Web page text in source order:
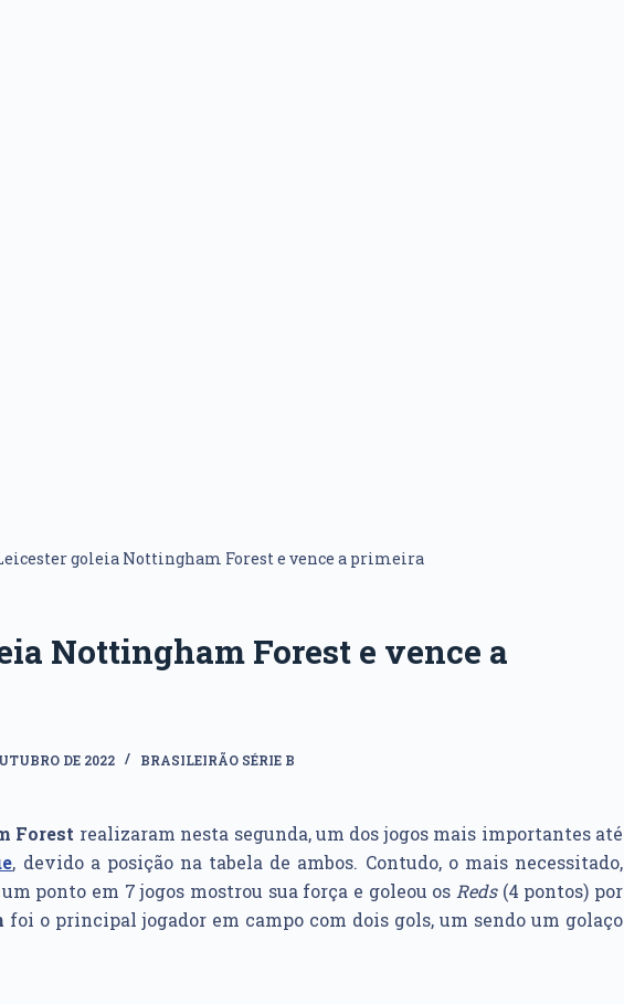
goleia Nottingham Forest e vence a primeira
Nottingham Forest e vence a
DE 2022 BRASILEIRÃO SÉRIE B
Forest realizaram nesta segunda, um dos jogos mais importantes até
, devido a posição na tabela de ambos. Contudo, o mais necessitado,
ponto em 7 jogos mostrou sua força e goleou os Reds(4 pontos) por
foi o principal jogador em campo com dois gols, um sendo um golaço